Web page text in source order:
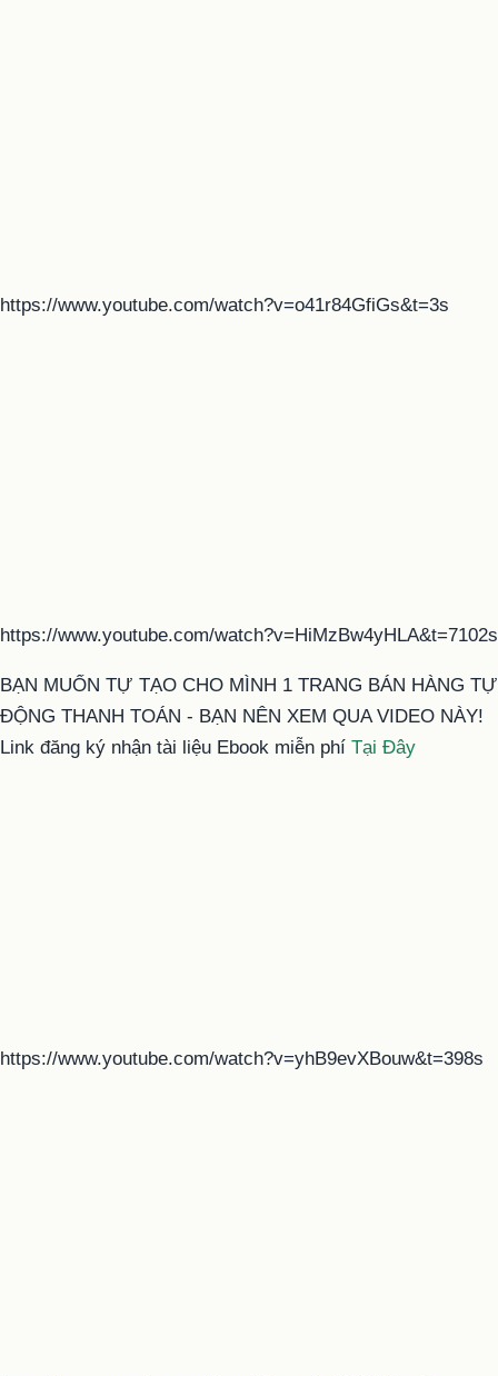
https://www.youtube.com/watch?v=o41r84GfiGs&t=3s
https://www.youtube.com/watch?v=HiMzBw4yHLA&t=7102s
BẠN MUỐN TỰ TẠO CHO MÌNH 1 TRANG BÁN HÀNG TỰ
ĐỘNG THANH TOÁN - BẠN NÊN XEM QUA VIDEO NÀY!
Link đăng ký nhận tài liệu Ebook miễn phí Tại Đây
https://www.youtube.com/watch?v=yhB9evXBouw&t=398s